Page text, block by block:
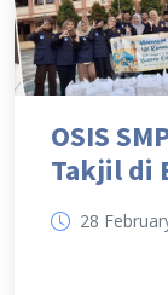
OSIS
Takjil di
28